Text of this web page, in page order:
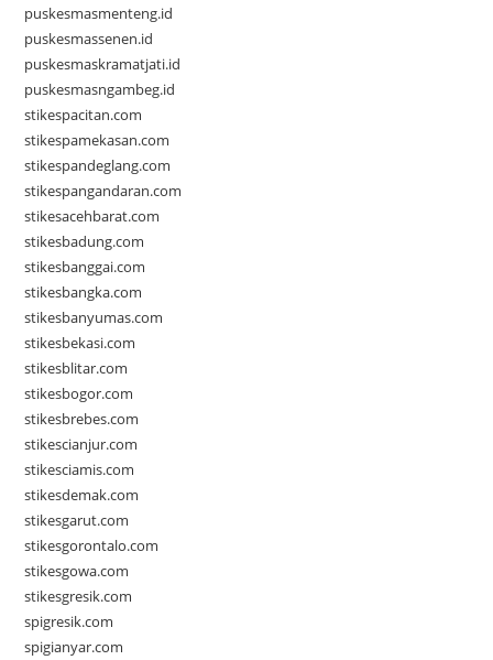
puskesmasmenteng.id
puskesmassenen.id
puskesmaskramatjati.id
puskesmasngambeg.id
stikespacitan.com
stikespamekasan.com
stikespandeglang.com
stikespangandaran.com
stikesacehbarat.com
stikesbadung.com
stikesbanggai.com
stikesbangka.com
stikesbanyumas.com
stikesbekasi.com
stikesblitar.com
stikesbogor.com
stikesbrebes.com
stikescianjur.com
stikesciamis.com
stikesdemak.com
stikesgarut.com
stikesgorontalo.com
stikesgowa.com
stikesgresik.com
spigresik.com
spigianyar.com